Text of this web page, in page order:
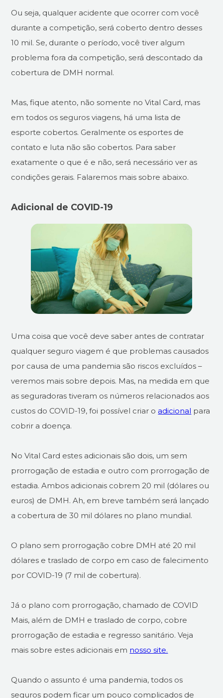
Ou seja, qualquer acidente que ocorrer com você
durante a competição, será coberto dentro desses
10 mil. Se, durante o período, você tiver algum
problema fora da competição, será descontado da
cobertura de DMH normal.
Mas, fique atento, não somente no Vital Card, mas
em todos os seguros viagens, há uma lista de
esporte cobertos. Geralmente os esportes de
contato e luta não são cobertos. Para saber
exatamente o que é e não, será necessário ver as
condições gerais. Falaremos mais sobre abaixo.
Adicional de COVID-19
Uma coisa que você deve saber antes de contratar
qualquer seguro viagem é que problemas causados
por causa de uma pandemia são riscos excluídos –
veremos mais sobre depois. Mas, na medida em que
as seguradoras tiveram os números relacionados aos
custos do COVID-19, foi possível criar o adicional para
cobrir a doença.
No Vital Card estes adicionais são dois, um sem
prorrogação de estadia e outro com prorrogação de
estadia. Ambos adicionais cobrem 20 mil (dólares ou
euros) de DMH. Ah, em breve também será lançado
a cobertura de 30 mil dólares no plano mundial.
O plano sem prorrogação cobre DMH até 20 mil
dólares e traslado de corpo em caso de falecimento
por COVID-19 (7 mil de cobertura).
Já o plano com prorrogação, chamado de COVID
Mais, além de DMH e traslado de corpo, cobre
prorrogação de estadia e regresso sanitário. Veja
mais sobre estes adicionais em nosso site.
Quando o assunto é uma pandemia, todos os
seguros podem ficar um pouco complicados de